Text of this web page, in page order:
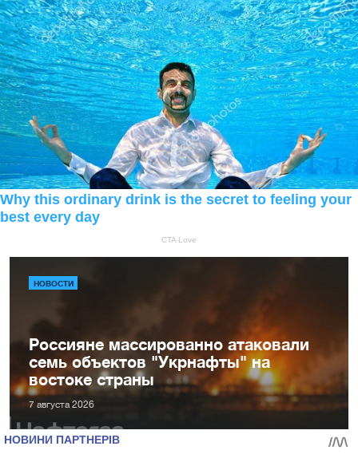
НОВОСТИ
Россияне массированно атаковали
семь объектов "Укрнафты" на
востоке страны
7 августа 2026